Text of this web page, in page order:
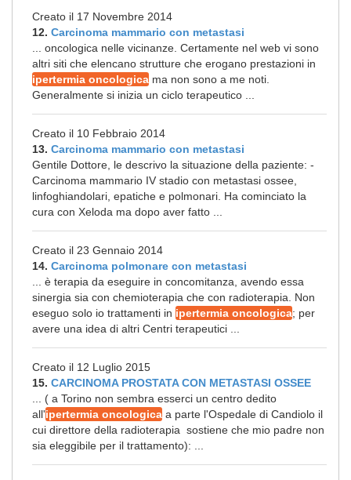
Creato il 17 Novembre 2014
12. Carcinoma mammario con metastasi
... oncologica nelle vicinanze. Certamente nel web vi sono
altri siti che elencano strutture che erogano prestazioni in
ipertermia oncologica ma non sono a me noti.
Generalmente si inizia un ciclo terapeutico ...
Creato il 10 Febbraio 2014
13. Carcinoma mammario con metastasi
Gentile Dottore, le descrivo la situazione della paziente: -
Carcinoma mammario IV stadio con metastasi ossee,
linfoghiandolari, epatiche e polmonari. Ha cominciato la
cura con Xeloda ma dopo aver fatto ...
Creato il 23 Gennaio 2014
14. Carcinoma polmonare con metastasi
... è terapia da eseguire in concomitanza, avendo essa
sinergia sia con chemioterapia che con radioterapia. Non
eseguo solo io trattamenti in ipertermia oncologica; per
avere una idea di altri Centri terapeutici ...
Creato il 12 Luglio 2015
15. CARCINOMA PROSTATA CON METASTASI OSSEE
... ( a Torino non sembra esserci un centro dedito
all'ipertermia oncologica a parte l'Ospedale di Candiolo il
cui direttore della radioterapia sostiene che mio padre non
sia eleggibile per il trattamento): ...